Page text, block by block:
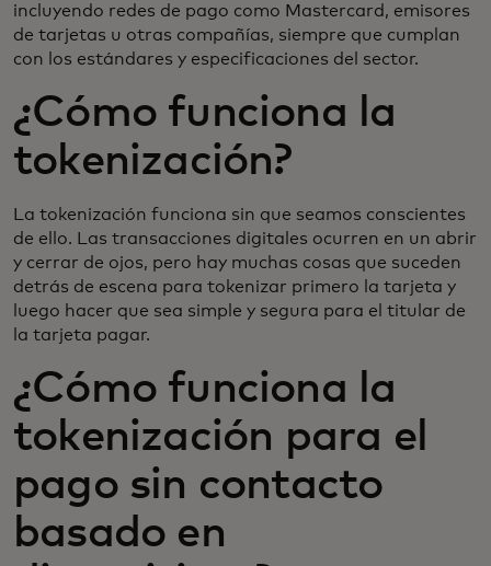
incluyendo redes de pago como Mastercard, emisores
de tarjetas u otras compañías, siempre que cumplan
con los estándares y especificaciones del sector.
¿Cómo funciona la
tokenización?
La tokenización funciona sin que seamos conscientes
de ello. Las transacciones digitales ocurren en un abrir
y cerrar de ojos, pero hay muchas cosas que suceden
detrás de escena para tokenizar primero la tarjeta y
luego hacer que sea simple y segura para el titular de
la tarjeta pagar.
¿Cómo funciona la
tokenización para el
pago sin contacto
basado en